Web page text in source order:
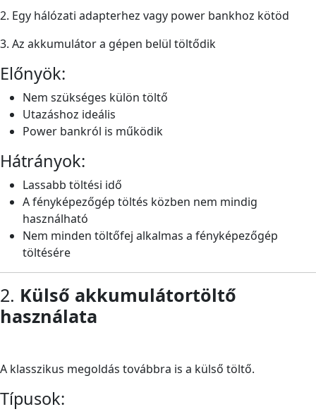
2. Egy hálózati adapterhez vagy power bankhoz kötöd
3. Az akkumulátor a gépen belül töltődik
Előnyök:
Nem szükséges külön töltő
Utazáshoz ideális
Power bankról is működik
Hátrányok:
Lassabb töltési idő
A fényképezőgép töltés közben nem mindig
használható
Nem minden töltőfej alkalmas a fényképezőgép
töltésére
2. Külső akkumulátortöltő
használata
A klasszikus megoldás továbbra is a külső töltő.
Típusok: